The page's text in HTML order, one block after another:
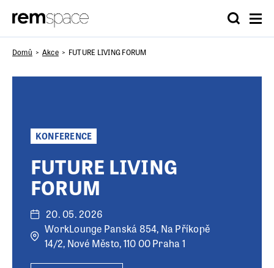
Domů Akce FUTURE LIVING FORUM
KONFERENCE
FUTURE LIVING
FORUM
20. 05. 2026
WorkLounge Panská 854, Na Příkopě
14/2, Nové Město, 110 00 Praha 1